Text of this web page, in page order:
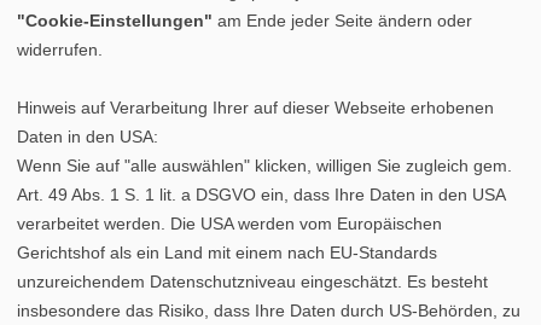
"Cookie-Einstellungen" am Ende jeder Seite ändern oder
widerrufen.
Hinweis auf Verarbeitung Ihrer auf dieser Webseite erhobenen
Daten in den USA:
Wenn Sie auf "alle auswählen" klicken, willigen Sie zugleich gem.
Art. 49 Abs. 1 S. 1 lit. a DSGVO ein, dass Ihre Daten in den USA
verarbeitet werden. Die USA werden vom Europäischen
Gerichtshof als ein Land mit einem nach EU-Standards
unzureichendem Datenschutzniveau eingeschätzt. Es besteht
insbesondere das Risiko, dass Ihre Daten durch US-Behörden, zu